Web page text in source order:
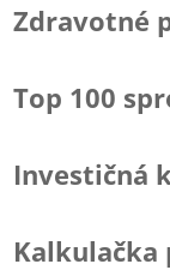
Zdravotné
Top 100
Investičná